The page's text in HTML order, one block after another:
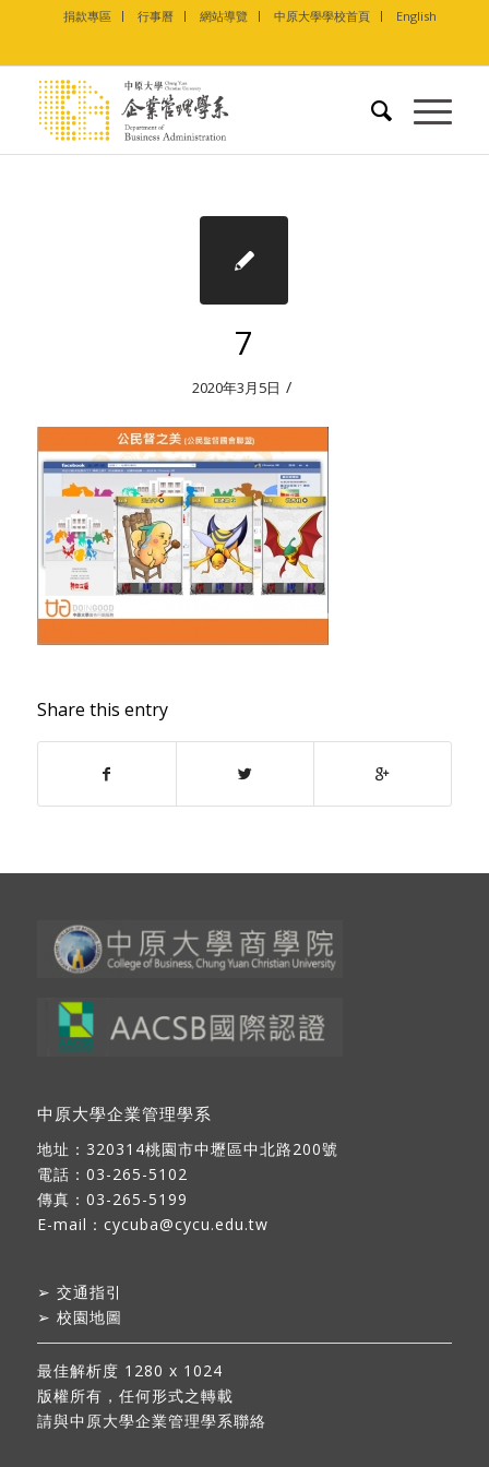
捐款專區 行事曆 網站導覽 中原大學學校首頁 English
7
2020年3月5日 /
Share this entry
中原大學企業管理學系
地址： 320314桃園市中壢區中北路200號
電話：03-265-5102
傳真：03-265-5199
E-mail： cycuba@cycu.edu.tw
➢ 交通指引
➢ 校園地圖
最佳解析度 1280 x 1024
版權所有，任何形式之轉載
請與中原大學企業管理學系聯絡